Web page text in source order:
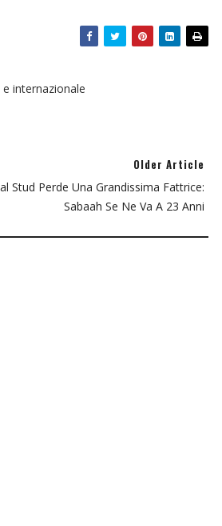
internazionale
Older Article
Stud Perde Una Grandissima Fattrice:
Sabaah Se Ne Va A 23 Anni